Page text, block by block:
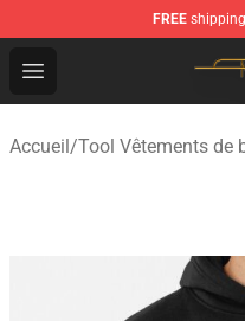
FREE
Open menu
Tool Store - Official
Accueil/Tool Vêtements de